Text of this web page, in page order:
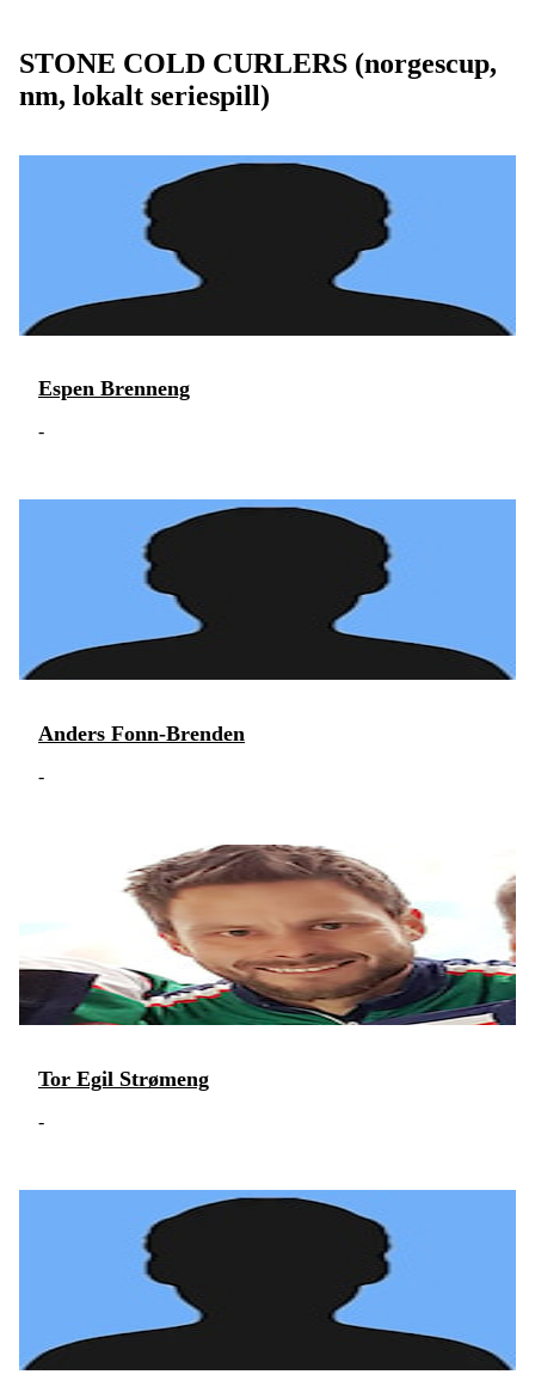
STONE COLD CURLERS (norgescup,
nm, lokalt seriespill)
Espen Brenneng
-
Anders Fonn-Brenden
-
Tor Egil Strømeng
-